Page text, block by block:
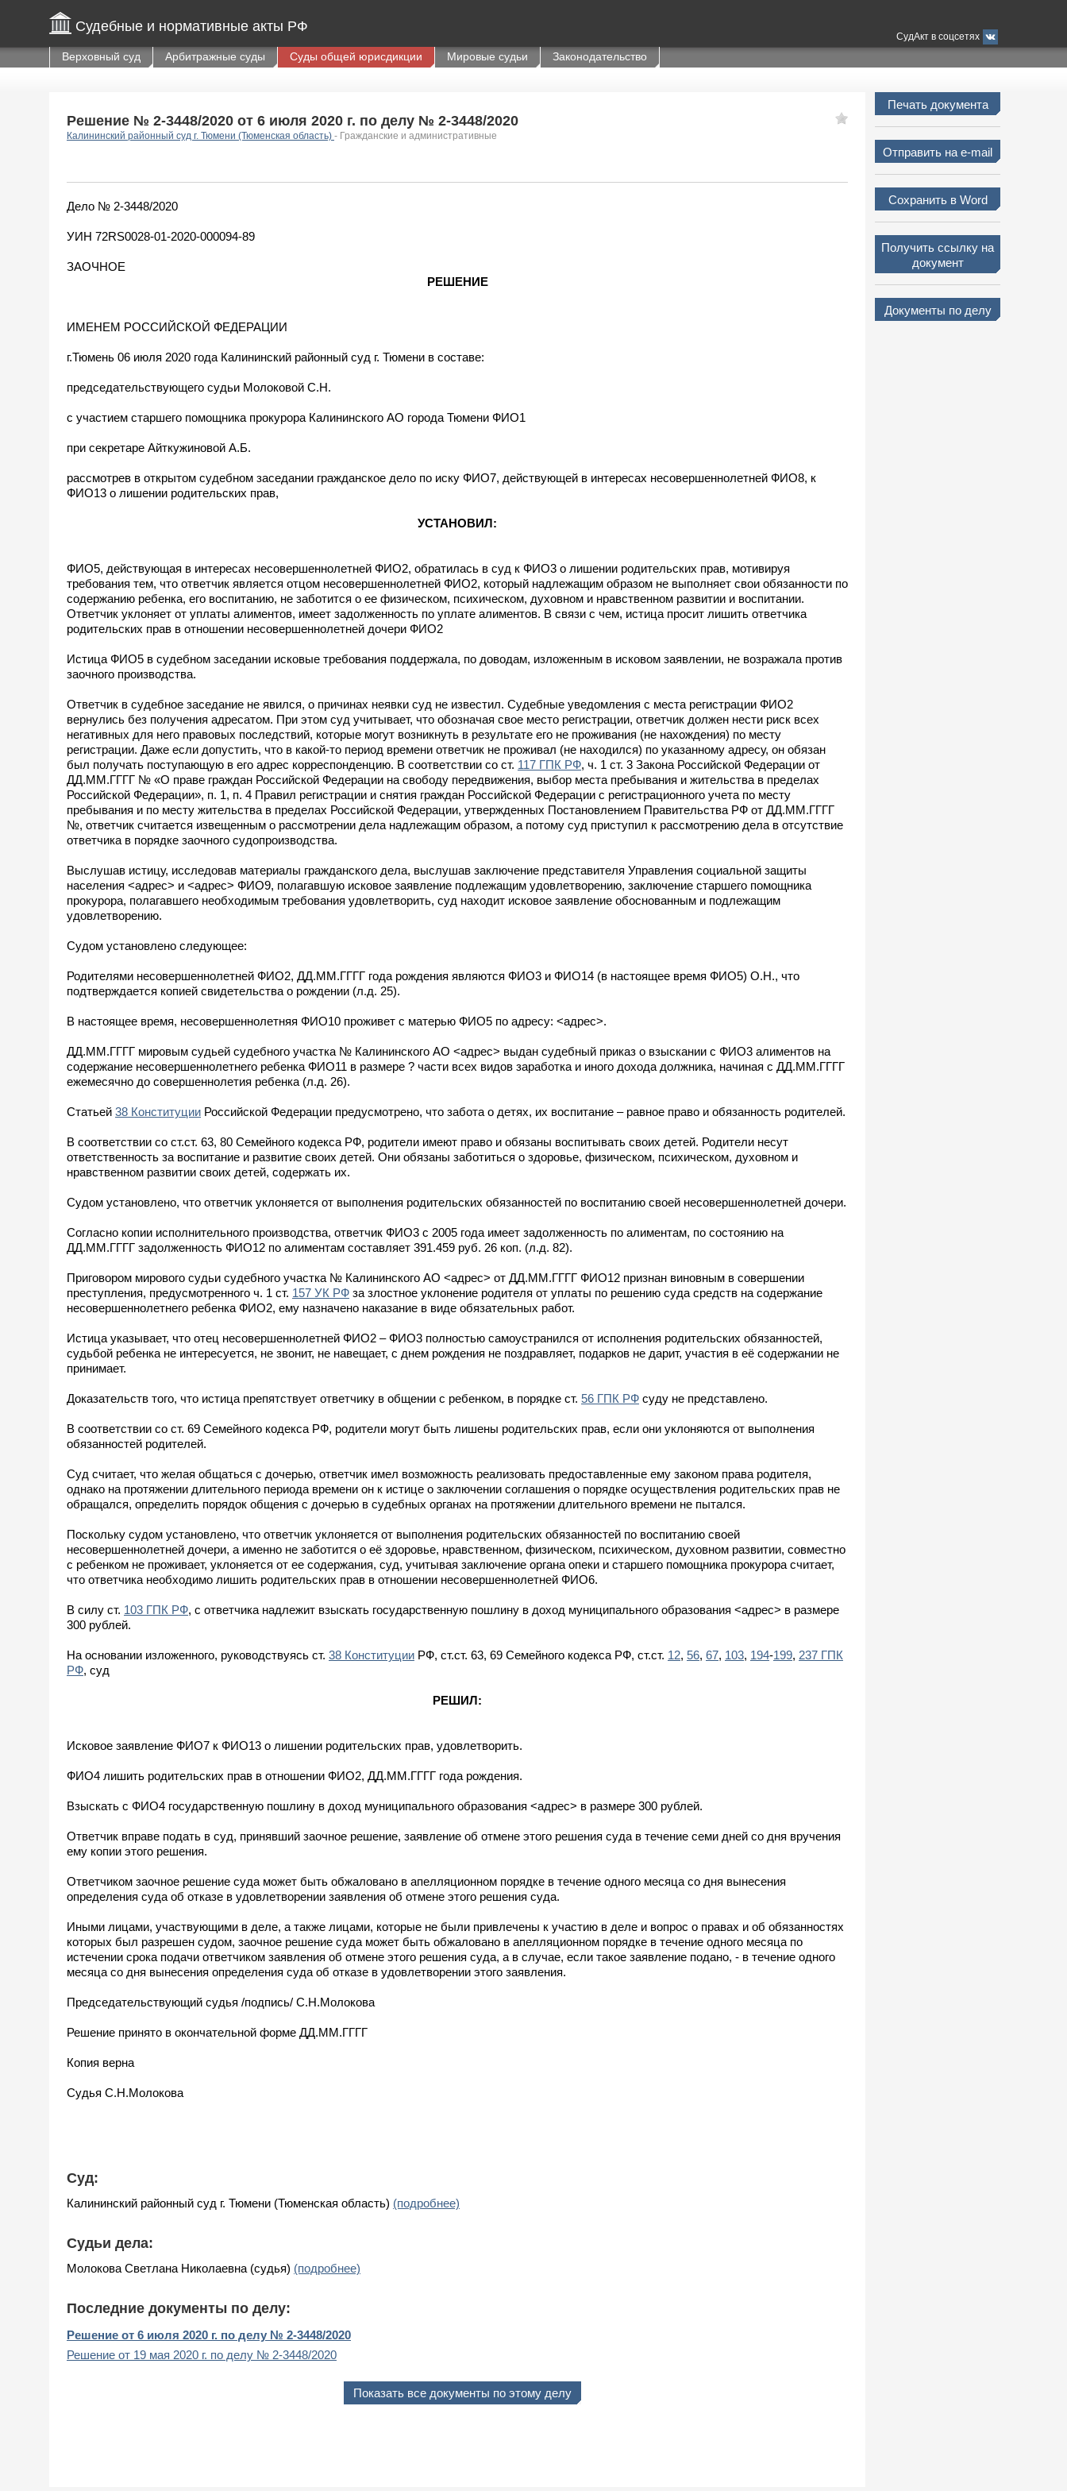
Судебные и нормативные акты РФ
СудАкт в соцсетях
Верховный суд Арбитражные суды Суды общей юрисдикции Мировые судьи Законодательство
Решение № 2-3448/2020 от 6 июля 2020 г. по делу № 2-3448/2020
Калининский районный суд г. Тюмени (Тюменская область) - Гражданские и административные
Дело № 2-3448/2020
УИН 72RS0028-01-2020-000094-89
ЗАОЧНОЕ
РЕШЕНИЕ
ИМЕНЕМ РОССИЙСКОЙ ФЕДЕРАЦИИ
г.Тюмень 06 июля 2020 года Калининский районный суд г. Тюмени в составе:
председательствующего судьи Молоковой С.Н.
с участием старшего помощника прокурора Калининского АО города Тюмени ФИО1
при секретаре Айткужиновой А.Б.
рассмотрев в открытом судебном заседании гражданское дело по иску ФИО7, действующей в интересах несовершеннолетней ФИО8, к
ФИО13 о лишении родительских прав,
УСТАНОВИЛ:
ФИО5, действующая в интересах несовершеннолетней ФИО2, обратилась в суд к ФИО3 о лишении родительских прав, мотивируя
требования тем, что ответчик является отцом несовершеннолетней ФИО2, который надлежащим образом не выполняет свои обязанности по
содержанию ребенка, его воспитанию, не заботится о ее физическом, психическом, духовном и нравственном развитии и воспитании.
Ответчик уклоняет от уплаты алиментов, имеет задолженность по уплате алиментов. В связи с чем, истица просит лишить ответчика
родительских прав в отношении несовершеннолетней дочери ФИО2
Истица ФИО5 в судебном заседании исковые требования поддержала, по доводам, изложенным в исковом заявлении, не возражала против
заочного производства.
Ответчик в судебное заседание не явился, о причинах неявки суд не известил. Судебные уведомления с места регистрации ФИО2
вернулись без получения адресатом. При этом суд учитывает, что обозначая свое место регистрации, ответчик должен нести риск всех
негативных для него правовых последствий, которые могут возникнуть в результате его не проживания (не нахождения) по месту
регистрации. Даже если допустить, что в какой-то период времени ответчик не проживал (не находился) по указанному адресу, он обязан
был получать поступающую в его адрес корреспонденцию. В соответствии со ст. 117 ГПК РФ, ч. 1 ст. 3 Закона Российской Федерации от
ДД.ММ.ГГГГ № «О праве граждан Российской Федерации на свободу передвижения, выбор места пребывания и жительства в пределах
Российской Федерации», п. 1, п. 4 Правил регистрации и снятия граждан Российской Федерации с регистрационного учета по месту
пребывания и по месту жительства в пределах Российской Федерации, утвержденных Постановлением Правительства РФ от ДД.ММ.ГГГГ
№, ответчик считается извещенным о рассмотрении дела надлежащим образом, а потому суд приступил к рассмотрению дела в отсутствие
ответчика в порядке заочного судопроизводства.
Выслушав истицу, исследовав материалы гражданского дела, выслушав заключение представителя Управления социальной защиты
населения <адрес> и <адрес> ФИО9, полагавшую исковое заявление подлежащим удовлетворению, заключение старшего помощника
прокурора, полагавшего необходимым требования удовлетворить, суд находит исковое заявление обоснованным и подлежащим
удовлетворению.
Судом установлено следующее:
Родителями несовершеннолетней ФИО2, ДД.ММ.ГГГГ года рождения являются ФИО3 и ФИО14 (в настоящее время ФИО5) О.Н., что
подтверждается копией свидетельства о рождении (л.д. 25).
В настоящее время, несовершеннолетняя ФИО10 проживет с матерью ФИО5 по адресу: <адрес>.
ДД.ММ.ГГГГ мировым судьей судебного участка № Калининского АО <адрес> выдан судебный приказ о взыскании с ФИО3 алиментов на
содержание несовершеннолетнего ребенка ФИО11 в размере ? части всех видов заработка и иного дохода должника, начиная с ДД.ММ.ГГГГ
ежемесячно до совершеннолетия ребенка (л.д. 26).
Статьей 38 Конституции Российской Федерации предусмотрено, что забота о детях, их воспитание – равное право и обязанность родителей.
В соответствии со ст.ст. 63, 80 Семейного кодекса РФ, родители имеют право и обязаны воспитывать своих детей. Родители несут
ответственность за воспитание и развитие своих детей. Они обязаны заботиться о здоровье, физическом, психическом, духовном и
нравственном развитии своих детей, содержать их.
Судом установлено, что ответчик уклоняется от выполнения родительских обязанностей по воспитанию своей несовершеннолетней дочери.
Согласно копии исполнительного производства, ответчик ФИО3 с 2005 года имеет задолженность по алиментам, по состоянию на
ДД.ММ.ГГГГ задолженность ФИО12 по алиментам составляет 391.459 руб. 26 коп. (л.д. 82).
Приговором мирового судьи судебного участка № Калининского АО <адрес> от ДД.ММ.ГГГГ ФИО12 признан виновным в совершении
преступления, предусмотренного ч. 1 ст. 157 УК РФ за злостное уклонение родителя от уплаты по решению суда средств на содержание
несовершеннолетнего ребенка ФИО2, ему назначено наказание в виде обязательных работ.
Истица указывает, что отец несовершеннолетней ФИО2 – ФИО3 полностью самоустранился от исполнения родительских обязанностей,
судьбой ребенка не интересуется, не звонит, не навещает, с днем рождения не поздравляет, подарков не дарит, участия в её содержании не
принимает.
Доказательств того, что истица препятствует ответчику в общении с ребенком, в порядке ст. 56 ГПК РФ суду не представлено.
В соответствии со ст. 69 Семейного кодекса РФ, родители могут быть лишены родительских прав, если они уклоняются от выполнения
обязанностей родителей.
Суд считает, что желая общаться с дочерью, ответчик имел возможность реализовать предоставленные ему законом права родителя,
однако на протяжении длительного периода времени он к истице о заключении соглашения о порядке осуществления родительских прав не
обращался, определить порядок общения с дочерью в судебных органах на протяжении длительного времени не пытался.
Поскольку судом установлено, что ответчик уклоняется от выполнения родительских обязанностей по воспитанию своей
несовершеннолетней дочери, а именно не заботится о её здоровье, нравственном, физическом, психическом, духовном развитии, совместно
с ребенком не проживает, уклоняется от ее содержания, суд, учитывая заключение органа опеки и старшего помощника прокурора считает,
что ответчика необходимо лишить родительских прав в отношении несовершеннолетней ФИО6.
В силу ст. 103 ГПК РФ, с ответчика надлежит взыскать государственную пошлину в доход муниципального образования <адрес> в размере
300 рублей.
На основании изложенного, руководствуясь ст. 38 Конституции РФ, ст.ст. 63, 69 Семейного кодекса РФ, ст.ст. 12, 56, 67, 103, 194-199, 237 ГПК
РФ, суд
РЕШИЛ:
Исковое заявление ФИО7 к ФИО13 о лишении родительских прав, удовлетворить.
ФИО4 лишить родительских прав в отношении ФИО2, ДД.ММ.ГГГГ года рождения.
Взыскать с ФИО4 государственную пошлину в доход муниципального образования <адрес> в размере 300 рублей.
Ответчик вправе подать в суд, принявший заочное решение, заявление об отмене этого решения суда в течение семи дней со дня вручения
ему копии этого решения.
Ответчиком заочное решение суда может быть обжаловано в апелляционном порядке в течение одного месяца со дня вынесения
определения суда об отказе в удовлетворении заявления об отмене этого решения суда.
Иными лицами, участвующими в деле, а также лицами, которые не были привлечены к участию в деле и вопрос о правах и об обязанностях
которых был разрешен судом, заочное решение суда может быть обжаловано в апелляционном порядке в течение одного месяца по
истечении срока подачи ответчиком заявления об отмене этого решения суда, а в случае, если такое заявление подано, - в течение одного
месяца со дня вынесения определения суда об отказе в удовлетворении этого заявления.
Председательствующий судья /подпись/ С.Н.Молокова
Решение принято в окончательной форме ДД.ММ.ГГГГ
Копия верна
Судья С.Н.Молокова
Суд:
Калининский районный суд г. Тюмени (Тюменская область) (подробнее)
Судьи дела:
Молокова Светлана Николаевна (судья) (подробнее)
Последние документы по делу:
Решение от 6 июля 2020 г. по делу № 2-3448/2020
Решение от 19 мая 2020 г. по делу № 2-3448/2020
Показать все документы по этому делу
Печать документа
Отправить на e-mail
Сохранить в Word
Получить ссылку на
документ
Документы по делу